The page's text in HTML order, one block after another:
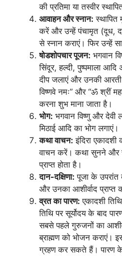
की प्रतिमा या तस्वीर
आवाहन और स्नान: स्थापित
करें और उन्हें पंचामृत (दूध,
से स्नान कराएं। फिर उन्हें
षोडशोपचार पूजन: भगवान
सिंदूर, हल्दी, पुष्पमाला
दीप जलाएं और उनकी
विष्णवे नमः” और “ॐ श्रीं
करना शुभ माना जाता है।
भोग: भगवान विष्णु और देवी
मिठाई आदि का भोग लगाएं।
कथा वाचन: इंदिरा एकादशी
वाचन करें। कथा सुनने और
प्राप्त होता है।
दान-दक्षिणा: पूजा के उपरांत
और उनका आशीर्वाद प्राप्त
व्रत का पारण: एकादशी
तिथि पर सूर्योदय के बाद
सबसे पहले गुरुजनों का
ब्राह्मण को भोजन कराएं।
ग्रहण कर सकते हैं। पारण